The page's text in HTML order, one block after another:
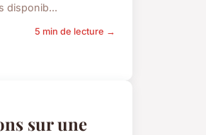
disponib...
5 min de lecture →
sur une